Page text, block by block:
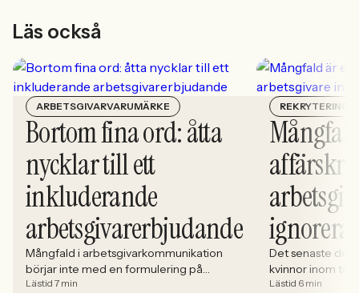
Läs också
ARBETSGIVARVARUMÄRKE
Bortom fina ord: åtta
nycklar till ett
inkluderande
arbetsgivarerbjudande
Mångfald i arbetsgivarkommunikation
börjar inte med en formulering på
karriärsidan. Den börjar i hur rekryteringen
Lästid 7 min
REKRYTERING
ignorera
Det senaste
kvinnor inom
stadigt på 30%.
Lästid 6 min